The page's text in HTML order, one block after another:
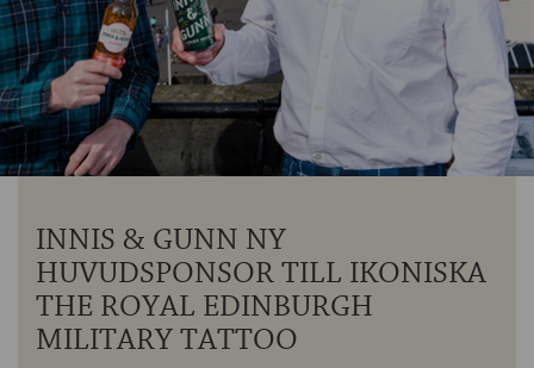
UTVALDA DESTILLAT
OM ÖLKOLLEN
KONTAKTA OSS
INNIS & GUNN NY
HUVUDSPONSOR TILL IKONISKA
THE ROYAL EDINBURGH
MILITARY TATTOO